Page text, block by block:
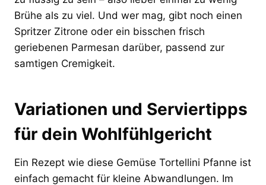
Brühe als zu viel. Und wer mag, gibt noch einen
Spritzer Zitrone oder ein bisschen frisch
geriebenen Parmesan darüber, passend zur
samtigen Cremigkeit.
Variationen und Serviertipps
für dein Wohlfühlgericht
Ein Rezept wie diese Gemüse Tortellini Pfanne ist
einfach gemacht für kleine Abwandlungen. Im